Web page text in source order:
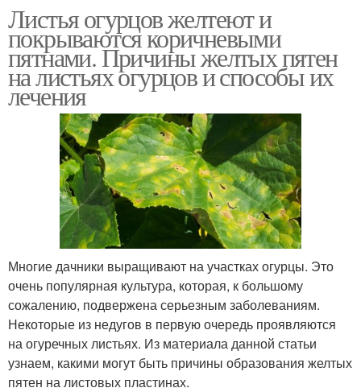
Листья огурцов желтеют и
покрываются коричневыми
пятнами. Причины желтых пятен
на листьях огурцов и способы их
лечения
Многие дачники выращивают на участках огурцы. Это
очень популярная культура, которая, к большому
сожалению, подвержена серьезным заболеваниям.
Некоторые из недугов в первую очередь проявляются
на огуречных листьях. Из материала данной статьи
узнаем, какими могут быть причины образования желтых
пятен на листовых пластинах.